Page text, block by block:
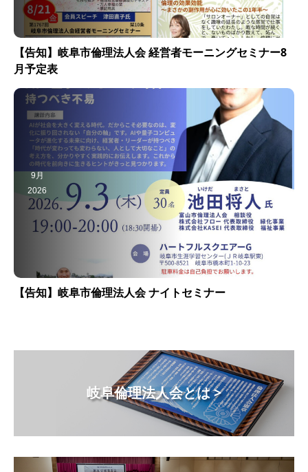
【告知】岐阜市倫理法人会 経営者モーニングセミナー8
月予定表
9月
2026
【告知】岐阜市倫理法人会 ナイトセミナー
岐阜倫理法人会とは >